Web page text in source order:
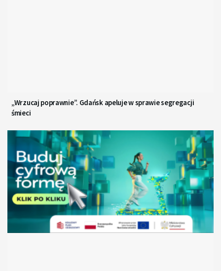
„Wrzucaj poprawnie”. Gdańsk apeluje w sprawie segregacji
śmieci